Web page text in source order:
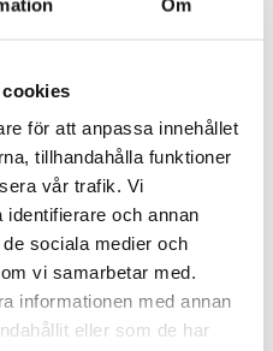
Om
för att anpassa innehållet
tillhandahålla funktioner
vår trafik. Vi
och annan
sociala medier och
vi samarbetar med.
informationen med annan
eller som de har
följsamhet i greppet.
och sitter nära
ger bra kontakt
läder tillsammans med
med en mer
MAX Sublimated-
SENSE i fingrarna, ger
matchen. Denna
som vill ha en följsam